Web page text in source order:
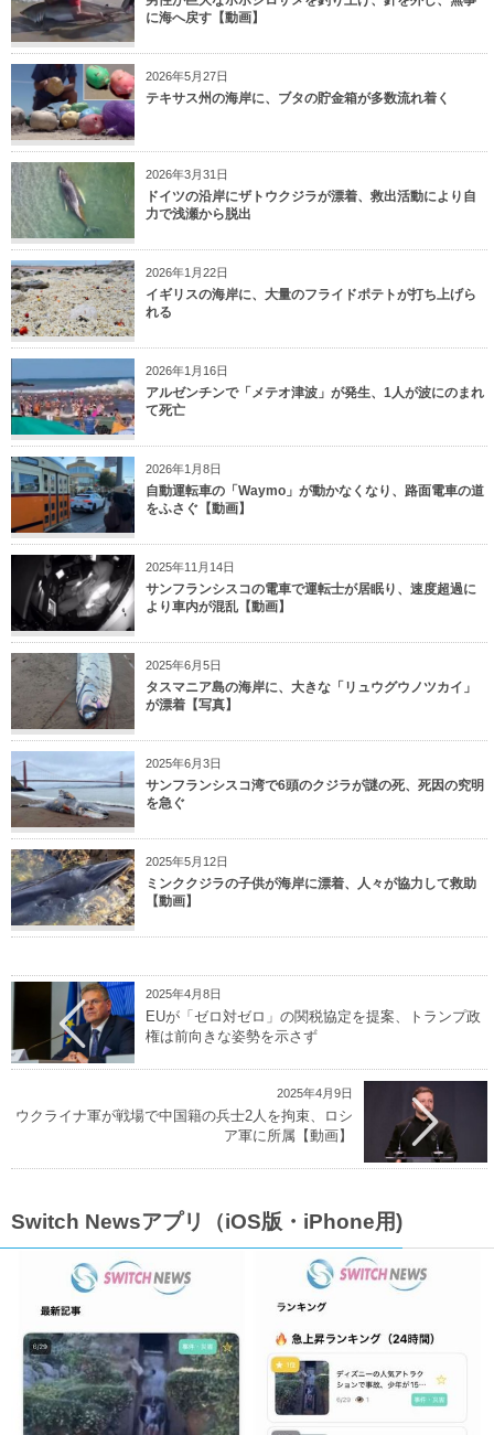
に海へ戻す【動画】
2026年5月27日
テキサス州の海岸に、ブタの貯金箱が多数流れ着く
2026年3月31日
ドイツの沿岸にザトウクジラが漂着、救出活動により自
力で浅瀬から脱出
2026年1月22日
イギリスの海岸に、大量のフライドポテトが打ち上げら
れる
2026年1月16日
アルゼンチンで「メテオ津波」が発生、1人が波にのまれ
て死亡
2026年1月8日
自動運転車の「Waymo」が動かなくなり、路面電車の道
をふさぐ【動画】
2025年11月14日
サンフランシスコの電車で運転士が居眠り、速度超過に
より車内が混乱【動画】
2025年6月5日
タスマニア島の海岸に、大きな「リュウグウノツカイ」
が漂着【写真】
2025年6月3日
サンフランシスコ湾で6頭のクジラが謎の死、死因の究明
を急ぐ
2025年5月12日
ミンククジラの子供が海岸に漂着、人々が協力して救助
【動画】
2025年4月8日
EUが「ゼロ対ゼロ」の関税協定を提案、トランプ政
権は前向きな姿勢を示さず
2025年4月9日
ウクライナ軍が戦場で中国籍の兵士2人を拘束、ロシ
ア軍に所属【動画】
Switch Newsアプリ（iOS版・iPhone用)